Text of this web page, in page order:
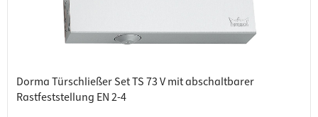
Dorma Türschließer Set TS 73 V mit abschaltbarer
Rastfeststellung EN 2-4